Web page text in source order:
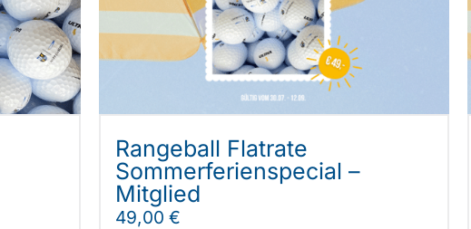
Rangeball Flatrate
Sommerferienspecial –
Mitglied
49,00 €